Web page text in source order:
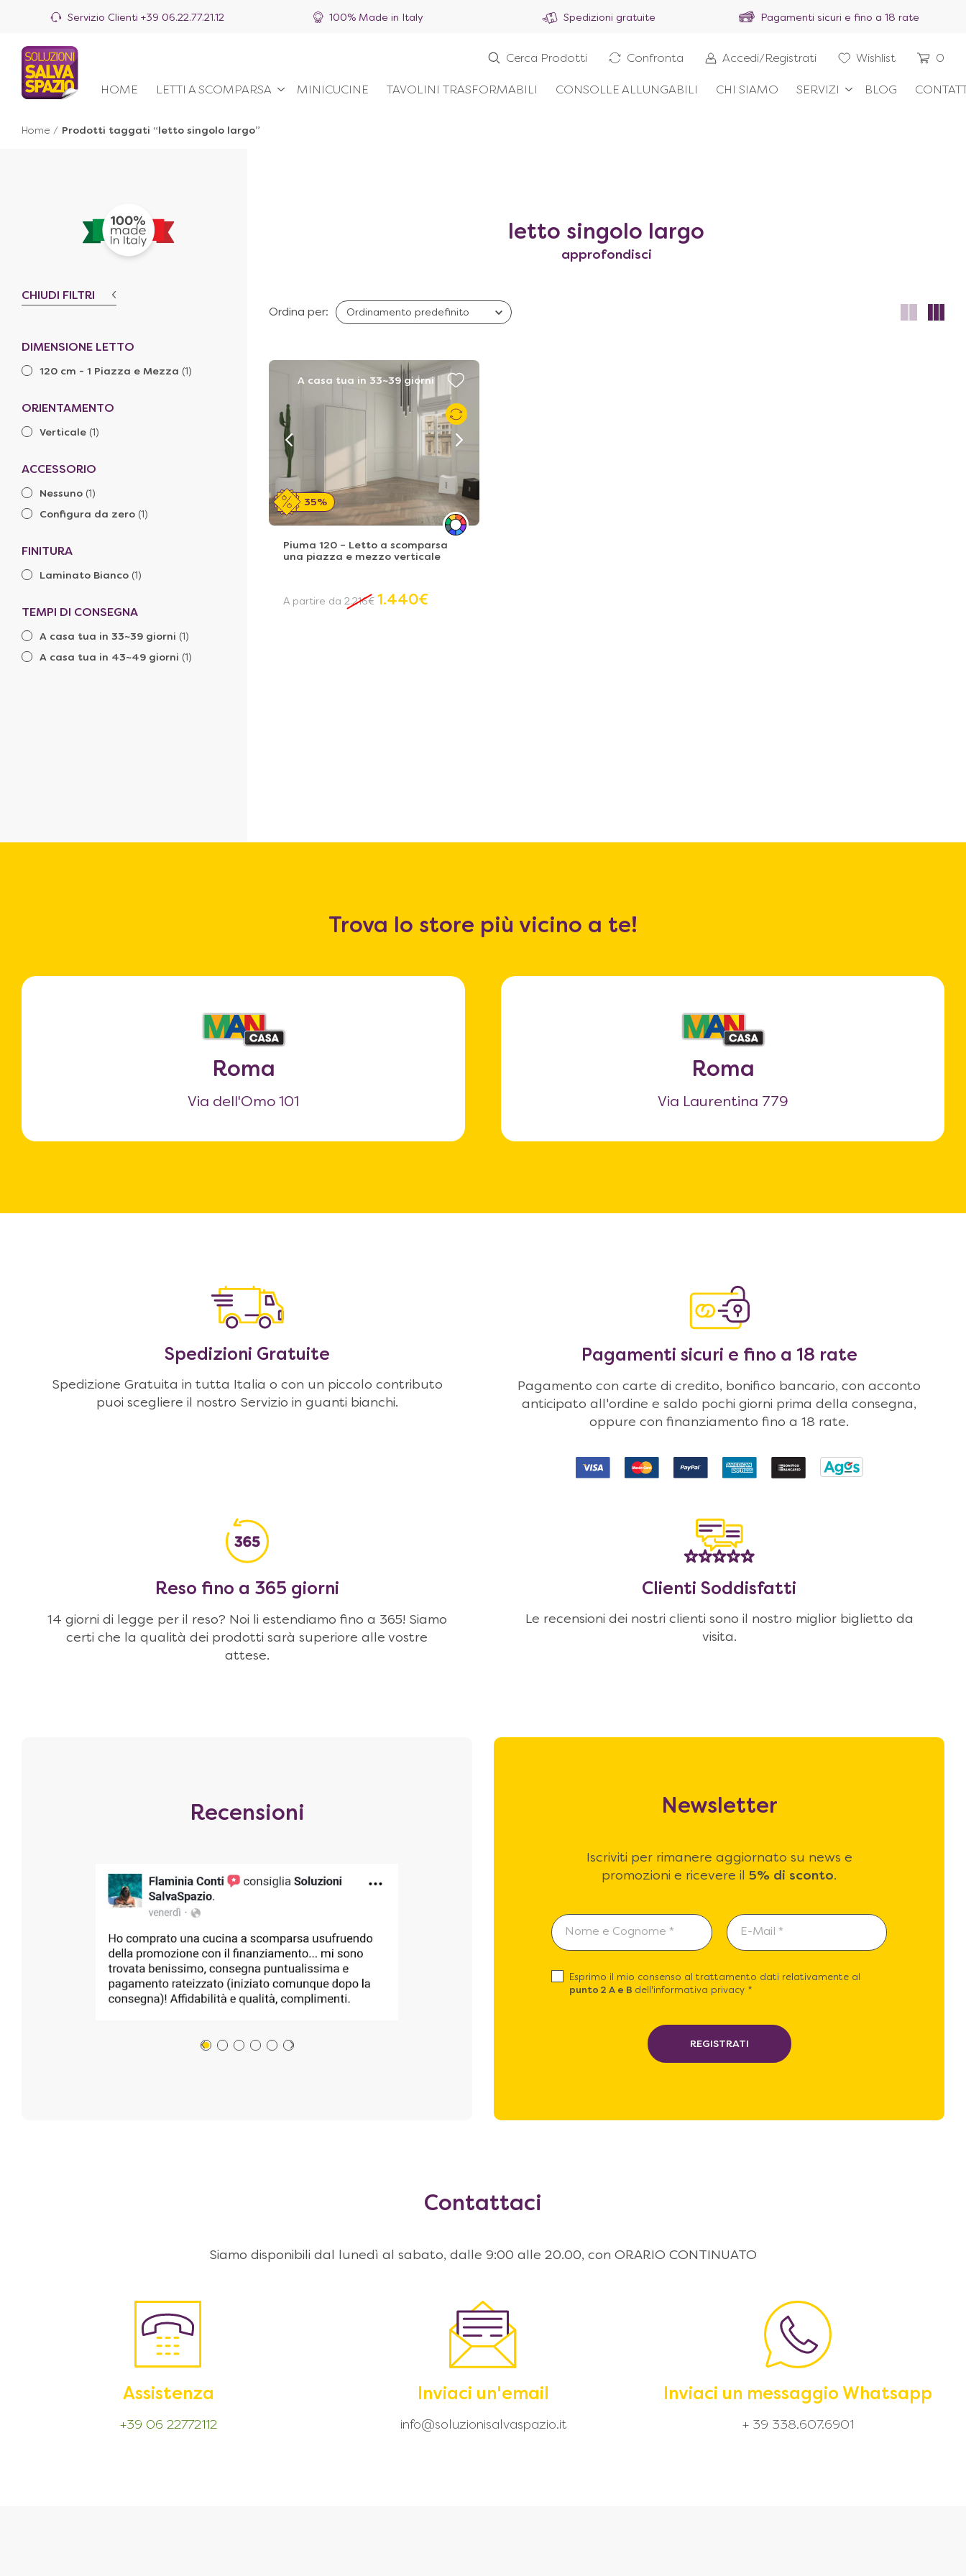
Servizio Clienti +39 06.22.77.21.12 100% Made in Italy Spedizioni gratuite Pagamenti sicuri e fino a 18 rate
HOME LETTI A SCOMPARSA MINICUCINE TAVOLINI TRASFORMABILI CONSOLLE ALLUNGABILI CHI SIAMO SERVIZI BLOG
Cerca Prodotti Confronta Accedi/Registrati Wishlist 0
Home / Prodotti taggati “letto singolo largo”
CHIUDI FILTRI
DIMENSIONE LETTO
120 cm - 1 Piazza e Mezza (1)
ORIENTAMENTO
Verticale (1)
ACCESSORIO
Nessuno (1)
Configura da zero (1)
FINITURA
Laminato Bianco (1)
TEMPI DI CONSEGNA
A casa tua in 33~39 giorni (1)
A casa tua in 43~49 giorni (1)
letto singolo largo
approfondisci
Ordina per:
A casa tua in 33~39 giorni
35%
Piuma 120 – Letto a scomparsa
una piazza e mezzo verticale
A partire da 2.216€ 1.440€
Trova lo store più vicino a te!
Roma
Via dell'Omo 101
Roma
Via Laurentina 779
Spedizioni Gratuite
Spedizione Gratuita in tutta Italia o con un piccolo contributo
puoi scegliere il nostro Servizio in guanti bianchi.
Pagamenti sicuri e fino a 18 rate
Pagamento con carte di credito, bonifico bancario, con acconto
anticipato all'ordine e saldo pochi giorni prima della consegna,
oppure con finanziamento fino a 18 rate.
Reso fino a 365 giorni
14 giorni di legge per il reso? Noi li estendiamo fino a 365! Siamo
certi che la qualità dei prodotti sarà superiore alle vostre
attese.
Clienti Soddisfatti
Le recensioni dei nostri clienti sono il nostro miglior biglietto da
visita.
Recensioni Newsletter
Iscriviti per rimanere aggiornato su news e
promozioni e ricevere il 5% di sconto.
Esprimo il mio consenso al trattamento dati relativamente al
punto 2 A e B dell'informativa privacy *
REGISTRATI
Contattaci
Siamo disponibili dal lunedì al sabato, dalle 9:00 alle 20.00, con ORARIO CONTINUATO
Assistenza
+39 06 22772112
Inviaci un'email
info@soluzionisalvaspazio.it
Inviaci un messaggio Whatsapp
+ 39 338.607.6901